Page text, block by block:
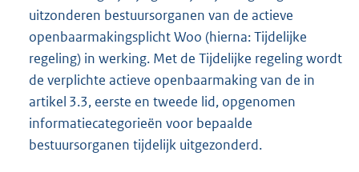
uitzonderen bestuursorganen van de actieve
openbaarmakingsplicht Woo (hierna: Tijdelijke
regeling) in werking. Met de Tijdelijke regeling wordt
de verplichte actieve openbaarmaking van de in
artikel 3.3, eerste en tweede lid, opgenomen
informatiecategorieën voor bepaalde
bestuursorganen tijdelijk uitgezonderd.